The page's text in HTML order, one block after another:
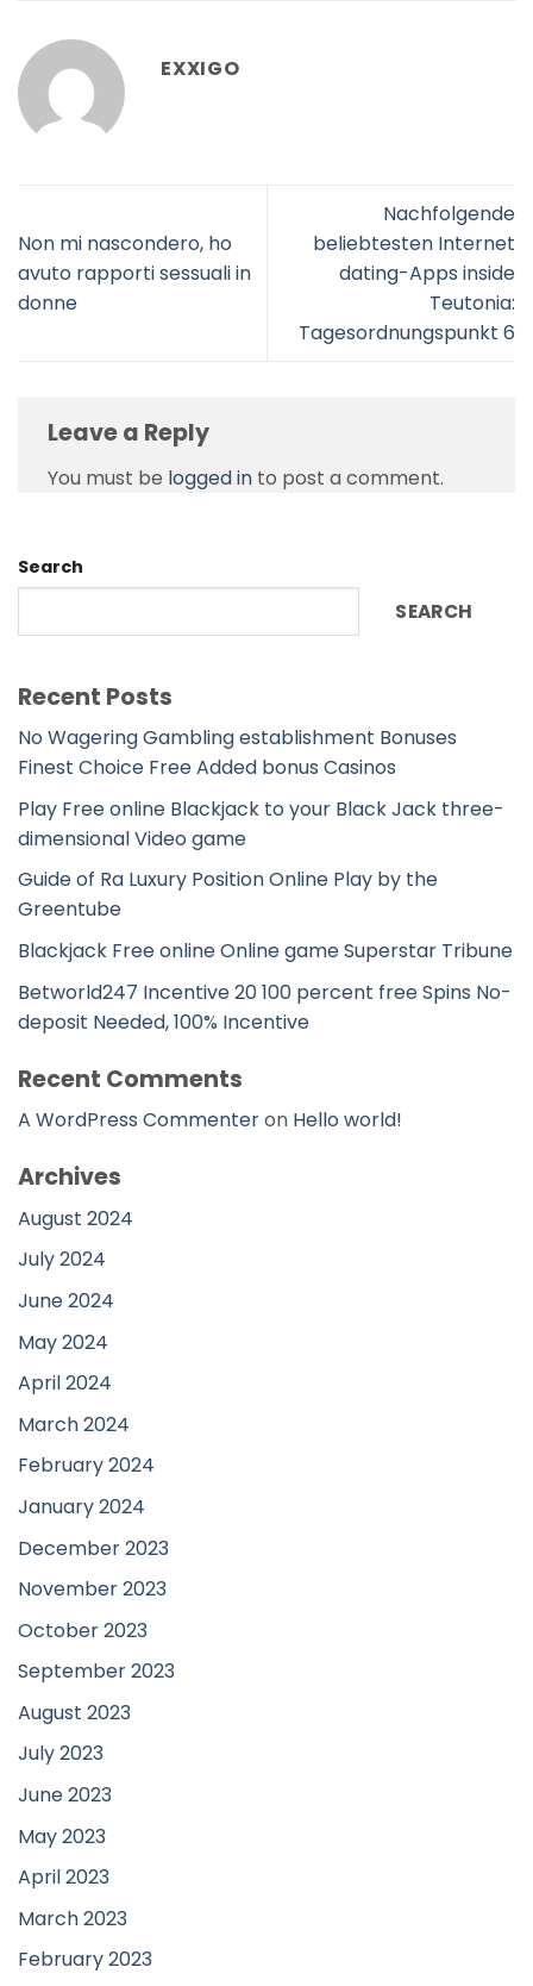
EXXIGO
Non mi nascondero, ho
avuto rapporti sessuali in
donne
Nachfolgende
beliebtesten Internet
dating-Apps inside
Teutonia:
Tagesordnungspunkt 6
Leave a Reply
You must be logged in to post a comment.
Search
SEARCH
Recent Posts
No Wagering Gambling establishment Bonuses
Finest Choice Free Added bonus Casinos
Play Free online Blackjack to your Black Jack three-
dimensional Video game
Guide of Ra Luxury Position Online Play by the
Greentube
Blackjack Free online Online game Superstar Tribune
Betworld247 Incentive 20 100 percent free Spins No-
deposit Needed, 100% Incentive
Recent Comments
A WordPress Commenteron Hello world!
Archives
August 2024
July 2024
June 2024
May 2024
April 2024
March 2024
February 2024
January 2024
December 2023
November 2023
October 2023
September 2023
August 2023
July 2023
June 2023
May 2023
April 2023
March 2023
February 2023